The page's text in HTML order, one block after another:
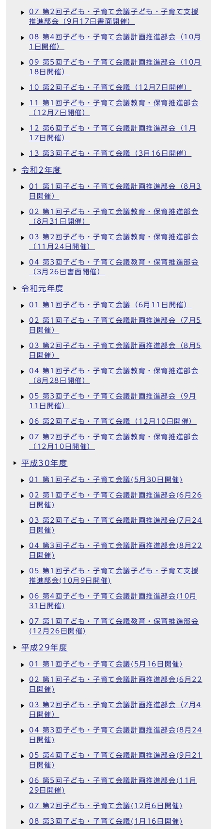
07 第2回子ども・子育て会議子ども・子育て支援
推進部会（9月17日書面開催）
08 第4回子ども・子育て会議計画推進部会（10月
1日開催）
09 第5回子ども・子育て会議計画推進部会（10月
18日開催）
10 第2回子ども・子育て会議（12月7日開催）
11 第1回子ども・子育て会議教育・保育推進部会
（12月7日開催）
12 第6回子ども・子育て会議計画推進部会（1月
17日開催）
13 第3回子ども・子育て会議（3月16日開催）
令和2年度
01 第1回子ども・子育て会議計画推進部会（8月3
日開催）
02 第1回子ども・子育て会議教育・保育推進部会
（8月31日開催）
03 第2回子ども・子育て会議教育・保育推進部会
（11月24日開催）
04 第3回子ども・子育て会議教育・保育推進部会
（3月26日書面開催）
令和元年度
01 第1回子ども・子育て会議（6月11日開催）
02 第1回子ども・子育て会議計画推進部会（7月5
日開催）
03 第2回子ども・子育て会議計画推進部会（8月5
日開催）
04 第1回子ども・子育て会議教育・保育推進部会
（8月28日開催）
05 第3回子ども・子育て会議計画推進部会（9月
11日開催）
06 第2回子ども・子育て会議（12月10日開催）
07 第2回子ども・子育て会議教育・保育推進部会
（12月10日開催）
平成30年度
01 第1回子ども・子育て会議(5月30日開催)
02 第1回子ども・子育て会議計画推進部会(6月26
日開催)
03 第2回子ども・子育て会議計画推進部会(7月24
日開催)
04 第3回子ども・子育て会議計画推進部会(8月22
日開催)
05 第1回子ども・子育て会議子ども・子育て支援
推進部会(10月9日開催)
06 第4回子ども・子育て会議計画推進部会(10月
31日開催)
07 第1回子ども・子育て会議教育・保育推進部会
(12月26日開催)
平成29年度
01 第1回子ども・子育て会議(5月16日開催)
02 第1回子ども・子育て会議計画推進部会(6月22
日開催)
03 第2回子ども・子育て会議計画推進部会（7月4
日開催）
04 第3回子ども・子育て会議計画推進部会(8月24
日開催)
05 第4回子ども・子育て会議計画推進部会(9月21
日開催)
06 第5回子ども・子育て会議計画推進部会(11月
29日開催)
07 第2回子ども・子育て会議(12月6日開催)
08 第3回子ども・子育て会議(1月16日開催)